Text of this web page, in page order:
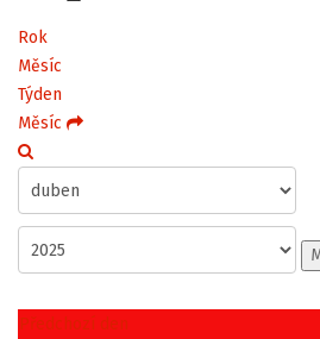
Rok
Měsíc
Týden
Měsíc
Předchozí den